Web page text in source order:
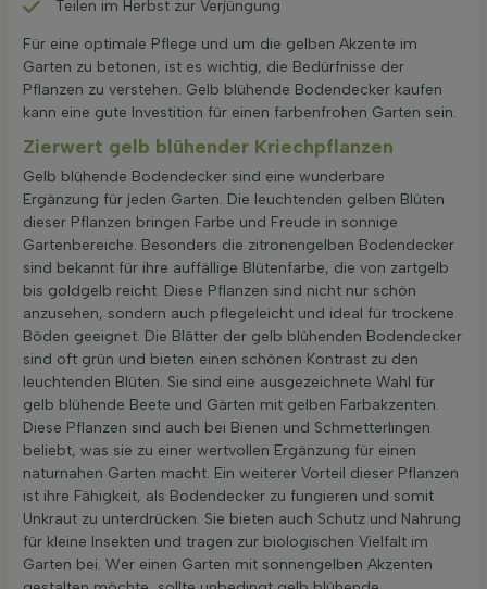
Teilen im Herbst zur Verjüngung
Für eine optimale Pflege und um die gelben Akzente im
Garten zu betonen, ist es wichtig, die Bedürfnisse der
Pflanzen zu verstehen. Gelb blühende Bodendecker kaufen
kann eine gute Investition für einen farbenfrohen Garten sein.
Zierwert gelb blühender Kriechpflanzen
Gelb blühende Bodendecker sind eine wunderbare
Ergänzung für jeden Garten. Die leuchtenden gelben Blüten
dieser Pflanzen bringen Farbe und Freude in sonnige
Gartenbereiche. Besonders die zitronengelben Bodendecker
sind bekannt für ihre auffällige Blütenfarbe, die von zartgelb
bis goldgelb reicht. Diese Pflanzen sind nicht nur schön
anzusehen, sondern auch pflegeleicht und ideal für trockene
Böden geeignet. Die Blätter der gelb blühenden Bodendecker
sind oft grün und bieten einen schönen Kontrast zu den
leuchtenden Blüten. Sie sind eine ausgezeichnete Wahl für
gelb blühende Beete und Gärten mit gelben Farbakzenten.
Diese Pflanzen sind auch bei Bienen und Schmetterlingen
beliebt, was sie zu einer wertvollen Ergänzung für einen
naturnahen Garten macht. Ein weiterer Vorteil dieser Pflanzen
ist ihre Fähigkeit, als Bodendecker zu fungieren und somit
Unkraut zu unterdrücken. Sie bieten auch Schutz und Nahrung
für kleine Insekten und tragen zur biologischen Vielfalt im
Garten bei. Wer einen Garten mit sonnengelben Akzenten